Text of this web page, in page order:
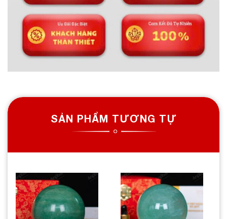
SẢN PHẨM TƯƠNG TỰ